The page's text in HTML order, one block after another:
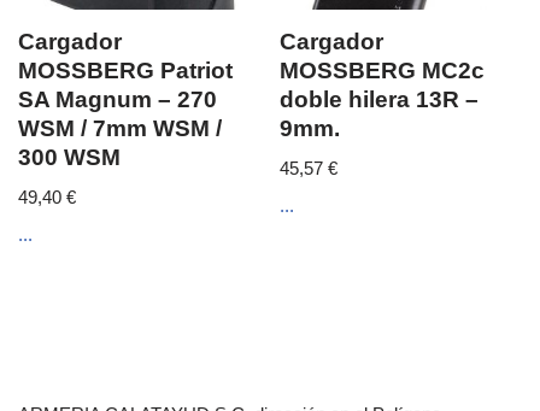
Cargador
MOSSBERG Patriot
SA Magnum – 270
WSM / 7mm WSM /
300 WSM
49,40 €
...
Cargador
MOSSBERG MC2c
doble hilera 13R –
9mm.
45,57€
...